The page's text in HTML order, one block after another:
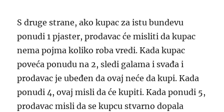
S druge strane, ako kupac za istu bundevu
ponudi 1 pjaster, prodavac će misliti da kupac
nema pojma koliko roba vredi. Kada kupac
poveća ponudu na 2, sledi galama i svađa i
prodavac je ubeđen da ovaj neće da kupi. Kada
ponudi 4, ovaj misli da će kupiti. Kada ponudi 5,
prodavac misli da se kupcu stvarno dopala